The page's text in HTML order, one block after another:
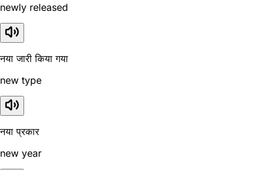
newly released
नया जारी किया गया
new type
नया प्रकार
new year